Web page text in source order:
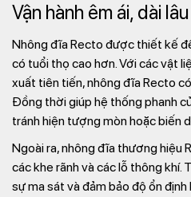
Vận hành êm ái, dài lâu
Nhông đĩa Recto được thiết kế
có tuổi thọ cao hơn. Với các vật
xuất tiên tiến, nhông đĩa Recto
Đồng thời giúp hệ thống phanh
tránh hiện tượng mòn hoặc biến
Ngoài ra, nhông đĩa thương hiệu
các khe rãnh và các lỗ thông khí.
sự ma sát và đảm bảo độ ổn định